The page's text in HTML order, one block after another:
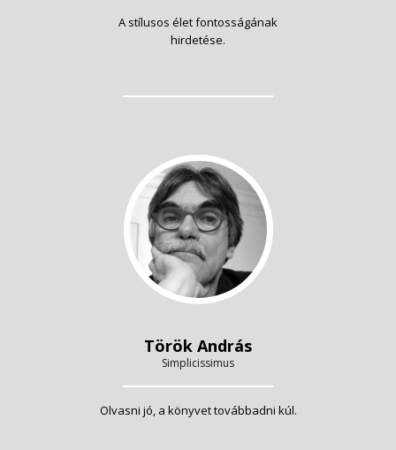
A stílusos élet fontosságának
hirdetése.
Török András
Simplicissimus
Olvasni jó, a könyvet továbbadni kúl.